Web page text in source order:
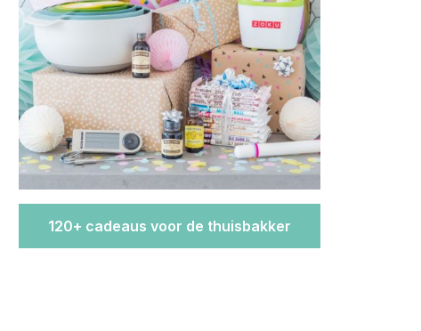
120+ cadeaus voor de thuisbakker